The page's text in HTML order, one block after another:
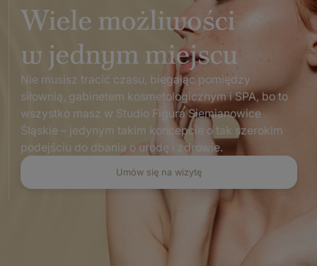
Wiele możliwości
w jednym miejscu
Nie musisz tracić czasu, biegając pomiędzy
siłownią, gabinetem kosmetologicznym i SPA, bo to
wszystko masz w Studio Figura Siemianowice
Śląskie – jedynym takim koncepcie o tak szerokim
podejściu do dbania o urodę i zdrowie.
Umów się na wizytę